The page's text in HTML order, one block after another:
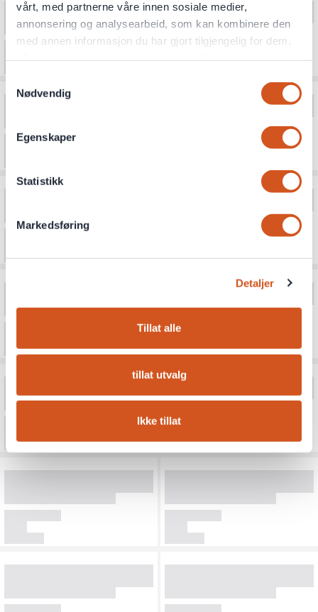
vårt, med partnerne våre innen sosiale medier,
annonsering og analysearbeid, som kan kombinere den
med annen informasjon du har gjort tilgjengelig for dem,
Nødvendig
Egenskaper
Statistikk
Markedsføring
Detaljer
Tillat alle
tillat utvalg
Ikke tillat